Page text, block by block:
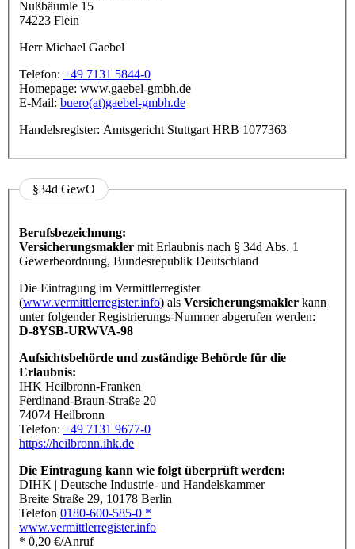
Nußbäumle 15
74223 Flein
Herr Michael Gaebel
Telefon: +49 7131 5844-0
Homepage: www.gaebel-gmbh.de
E-Mail: buero(at)gaebel-gmbh.de
Handelsregister: Amtsgericht Stuttgart HRB 1077363
§34d GewO
Berufsbezeichnung:
Versicherungsmakler mit Erlaubnis nach § 34d Abs. 1
Gewerbeordnung, Bundesrepublik Deutschland
Die Eintragung im Vermittlerregister
(www.vermittlerregister.info) als Versicherungsmakler kann
unter folgender Registrierungs-Nummer abgerufen werden:
D-8YSB-URWVA-98
Aufsichtsbehörde und zuständige Behörde für die
Erlaubnis:
IHK Heilbronn-Franken
Ferdinand-Braun-Straße 20
74074 Heilbronn
Telefon: +49 7131 9677-0
https://heilbronn.ihk.de
Die Eintragung kann wie folgt überprüft werden:
DIHK | Deutsche Industrie- und Handelskammer
Breite Straße 29, 10178 Berlin
Telefon 0180-600-585-0 *
www.vermittlerregister.info
* 0,20 €/Anruf